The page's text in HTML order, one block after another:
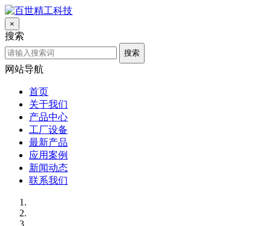
×
搜索
搜索
网站导航
首页
关于我们
产品中心
工厂设备
最新产品
应用案例
新闻动态
联系我们